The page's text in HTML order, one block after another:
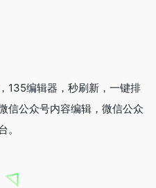
135编辑器，秒刷新，一键排
信公众号内容编辑，微信公众